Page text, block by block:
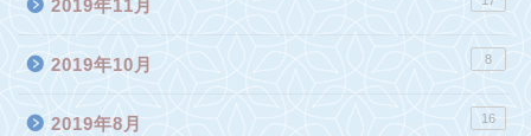
2019年11月
2019年10月 8
2019年8月 16